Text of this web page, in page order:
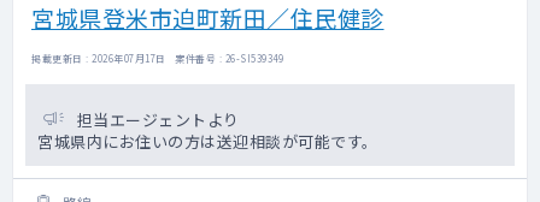
宮城県登米市迫町新田／住民健診
掲載更新日 : 2026年07月17日 案件番号 : 26-SI539349
担当エージェントより
宮城県内にお住いの方は送迎相談が可能です。